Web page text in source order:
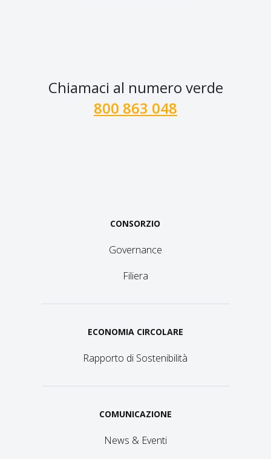
Chiamaci al numero verde
800 863 048
CONSORZIO
Governance
Filiera
ECONOMIA CIRCOLARE
Rapporto di Sostenibilità
COMUNICAZIONE
News & Eventi